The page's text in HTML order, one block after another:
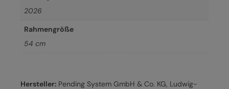
2026
Rahmengröße
54 cm
Hersteller: Pending System GmbH & Co. KG, Ludwig-